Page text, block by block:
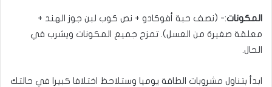
المكونات:- (نصف حبة أفوكادو + نص كوب لبن جوز الهند +
معلقة صغيرة من العسل). تمزج جميع المكونات ويشرب في
الحال.
ابدأ بتناول مشروبات الطاقة يوميا وستلاحظ اختلافا كبيرا في حالتك